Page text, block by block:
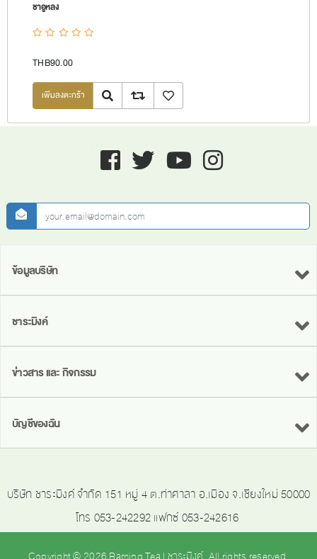
ชาอูหลง
THB90.00
Quick ViewAdd to compare listเพิ่มลงรายการโปรด
Facebook twitter youtube instagram
newsletter
ข้อมูลบริษัท
ชาระมิงค์
ข่าวสาร และ กิจกรรม
บัญชีของฉัน
บริษัท ชาระมิงค์ จำกัด 151 หมู่ 4 ต.ท่าศาลา อ.เมือง จ.เชียงใหม่ 50000
โทร 053-242292 แฟกซ์ 053-242616